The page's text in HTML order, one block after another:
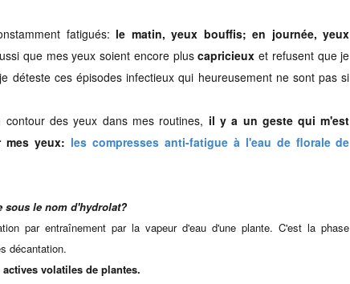
fatigués: le matin, yeux bouffis; en journée, yeux
que mes yeux soient encore pluscapricieuxet refusent que je
déteste ces épisodes infectieux qui heureusement ne sont pas si
des yeux dans mes routines, il y a un geste qui m'est
mes yeux: les compresses anti-fatigue à l'eau de florale de
sous le nom d'hydrolat?
par entraînement par la vapeur d'eau d'une plante. C'est la phase
décantation.
volatiles de plantes.